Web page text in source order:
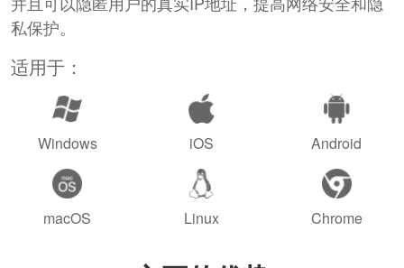
私保护。
适用于：
Windows iOS Android
macOS Linux Chrome